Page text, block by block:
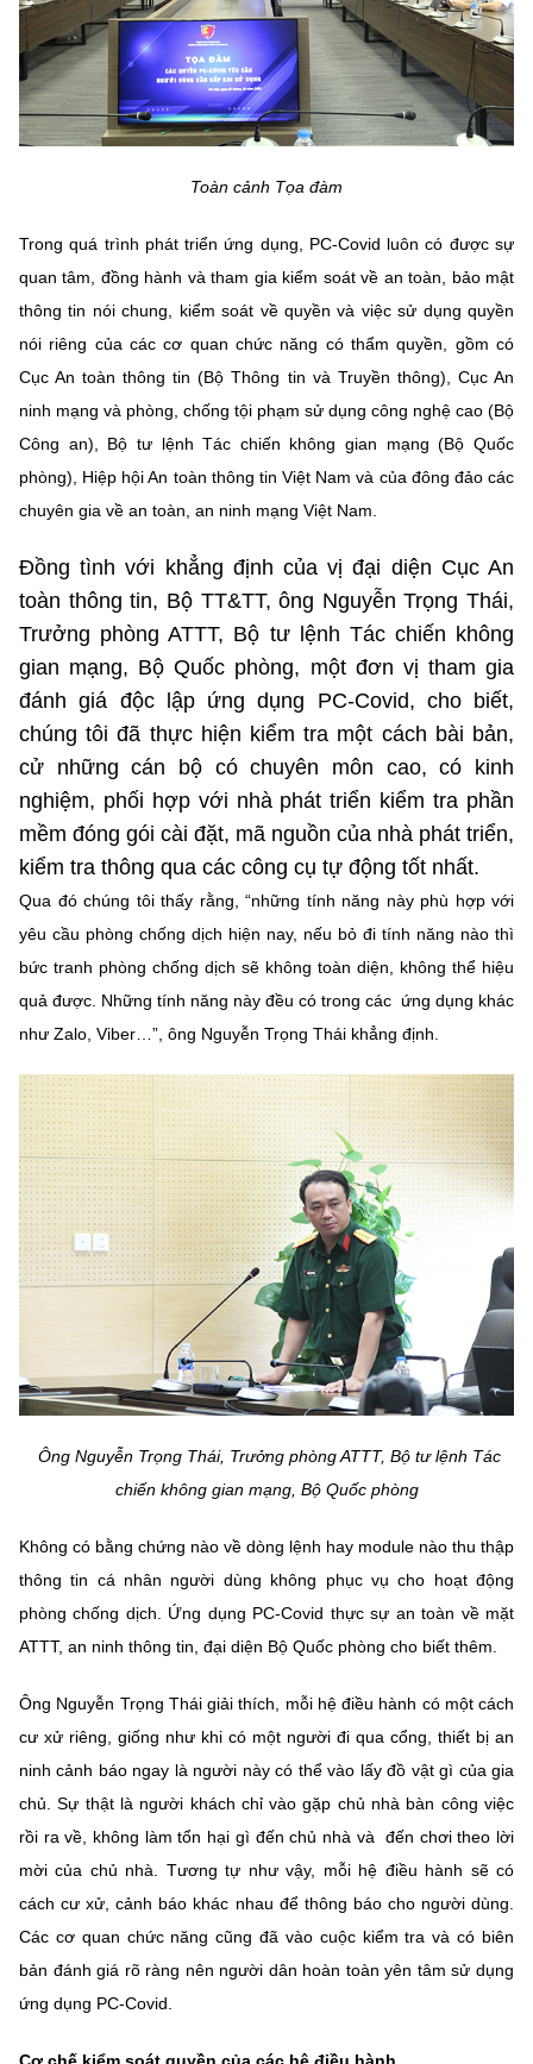
Toàn cảnh Tọa đàm
Trong quá trình phát triển ứng dụng, PC-Covid luôn có được sự
quan tâm, đồng hành và tham gia kiểm soát về an toàn, bảo mật
thông tin nói chung, kiểm soát về quyền và việc sử dụng quyền
nói riêng của các cơ quan chức năng có thẩm quyền, gồm có
Cục An toàn thông tin (Bộ Thông tin và Truyền thông), Cục An
ninh mạng và phòng, chống tội phạm sử dụng công nghệ cao (Bộ
Công an), Bộ tư lệnh Tác chiến không gian mạng (Bộ Quốc
phòng), Hiệp hội An toàn thông tin Việt Nam và của đông đảo các
chuyên gia về an toàn, an ninh mạng Việt Nam.
Đồng tình với khẳng định của vị đại diện Cục An
toàn thông tin, Bộ TT&TT, ông Nguyễn Trọng Thái,
Trưởng phòng ATTT, Bộ tư lệnh Tác chiến không
gian mạng, Bộ Quốc phòng, một đơn vị tham gia
đánh giá độc lập ứng dụng PC-Covid, cho biết,
chúng tôi đã thực hiện kiểm tra một cách bài bản,
cử những cán bộ có chuyên môn cao, có kinh
nghiệm, phối hợp với nhà phát triển kiểm tra phần
mềm đóng gói cài đặt, mã nguồn của nhà phát triển,
kiểm tra thông qua các công cụ tự động tốt nhất.
Qua đó chúng tôi thấy rằng, “những tính năng này phù hợp với
yêu cầu phòng chống dịch hiện nay, nếu bỏ đi tính năng nào thì
bức tranh phòng chống dịch sẽ không toàn diện, không thể hiệu
quả được. Những tính năng này đều có trong các ứng dụng khác
như Zalo, Viber…”, ông Nguyễn Trọng Thái khẳng định.
Ông Nguyễn Trọng Thái, Trưởng phòng ATTT, Bộ tư lệnh Tác
chiến không gian mạng, Bộ Quốc phòng
Không có bằng chứng nào về dòng lệnh hay module nào thu thập
thông tin cá nhân người dùng không phục vụ cho hoạt động
phòng chống dịch. Ứng dụng PC-Covid thực sự an toàn về mặt
ATTT, an ninh thông tin, đại diện Bộ Quốc phòng cho biết thêm.
Ông Nguyễn Trọng Thái giải thích, mỗi hệ điều hành có một cách
cư xử riêng, giống như khi có một người đi qua cổng, thiết bị an
ninh cảnh báo ngay là người này có thể vào lấy đồ vật gì của gia
chủ. Sự thật là người khách chỉ vào gặp chủ nhà bàn công việc
rồi ra về, không làm tổn hại gì đến chủ nhà và đến chơi theo lời
mời của chủ nhà. Tương tự như vậy, mỗi hệ điều hành sẽ có
cách cư xử, cảnh báo khác nhau để thông báo cho người dùng.
Các cơ quan chức năng cũng đã vào cuộc kiểm tra và có biên
bản đánh giá rõ ràng nên người dân hoàn toàn yên tâm sử dụng
ứng dụng PC-Covid.